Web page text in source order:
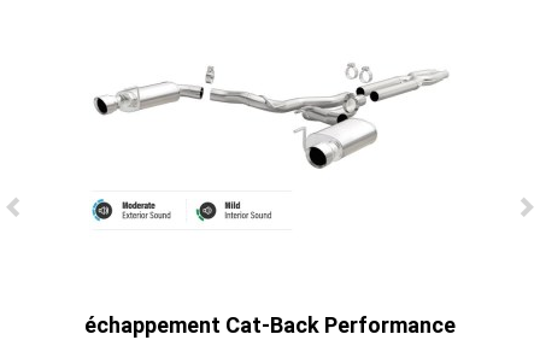
Ligne Cat-Back Active 4 Sorties avec
Tube en H pour Ford Mustang GT & V6
échappement Cat-Back Performance